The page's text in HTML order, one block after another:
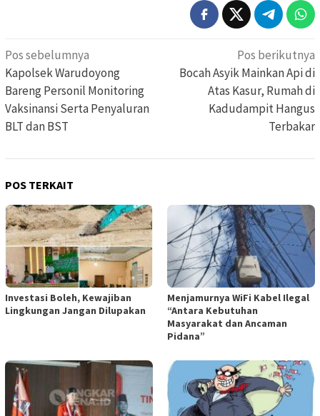
Navigasi
pos
Pos sebelumnya
Kapolsek Warudoyong
Bareng Personil Monitoring
Vaksinansi Serta Penyaluran
BLT dan BST
Pos berikutnya
Bocah Asyik Mainkan Api di
Atas Kasur, Rumah di
Kadudampit Hangus
Terbakar
POS TERKAIT
Investasi Boleh, Kewajiban
Lingkungan Jangan Dilupakan
Menjamurnya WiFi Kabel Ilegal
“Antara Kebutuhan
Masyarakat dan Ancaman
Pidana”